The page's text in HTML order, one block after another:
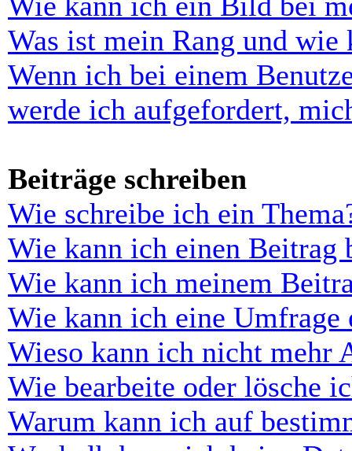
Was ist mein Rang und wie
Wenn ich bei einem
werde ich aufgefordert,
Beiträge schreiben
Wie schreibe ich ein
Wie kann ich einen Beitrag
Wie kann ich meinem
Wie kann ich eine Umfrage
Wieso kann ich nicht mehr
Wie bearbeite oder lösche
Warum kann ich auf